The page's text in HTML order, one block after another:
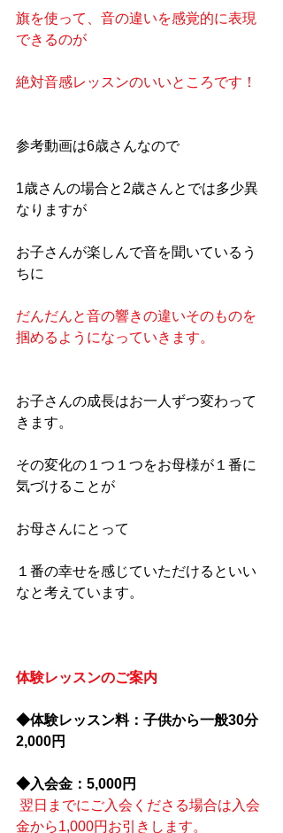
旗を使って、音の違いを感覚的に表現
できるのが
絶対音感レッスンのいいところです！
参考動画は6歳さんなので
1歳さんの場合と2歳さんとでは多少異
なりますが
お子さんが楽しんで音を聞いているう
ちに
だんだんと音の響きの違いそのものを
掴めるようになっていきます。
お子さんの成長はお一人ずつ変わって
きます。
その変化の１つ１つをお母様が１番に
気づけることが
お母さんにとって
１番の幸せを感じていただけるといい
なと考えています。
体験レッスンのご案内
◆体験レッスン料：子供から一般30分
2,000円
◆入会金：5,000円
翌日までにご入会くださる場合は入会
金から1,000円お引きします。